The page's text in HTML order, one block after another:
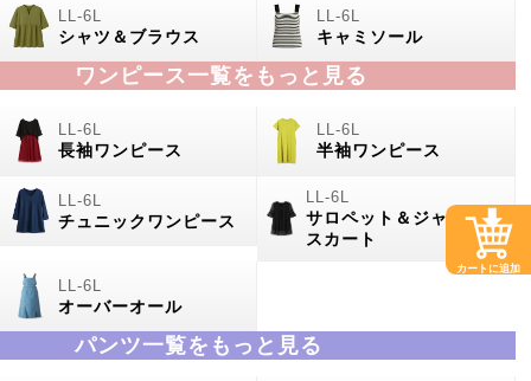
シャツ＆ブラウス キャミソール
ワンピース一覧をもっと見る
長袖ワンピース 半袖ワンピース
チュニックワンピース
サロペット＆ジャンパー
スカート
オーバーオール
パンツ一覧をもっと見る
カートに追加